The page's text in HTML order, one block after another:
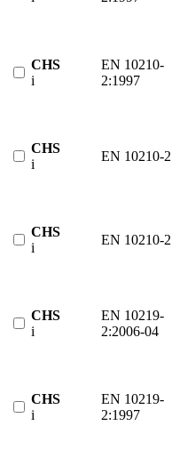
CHS
i
EN 10210-
2:1997
CHS
i
EN 10210-2
CHS
i
EN 10210-2
CHS
i
EN 10219-
2:2006-04
CHS
i
EN 10219-
2:1997